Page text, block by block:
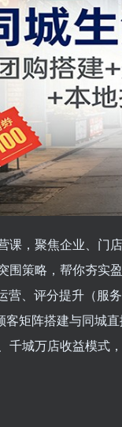
课，聚焦企业、门
围策略，帮你夯实盈
营、评分提升（服
矩阵搭建与同城
千城万店收益模式